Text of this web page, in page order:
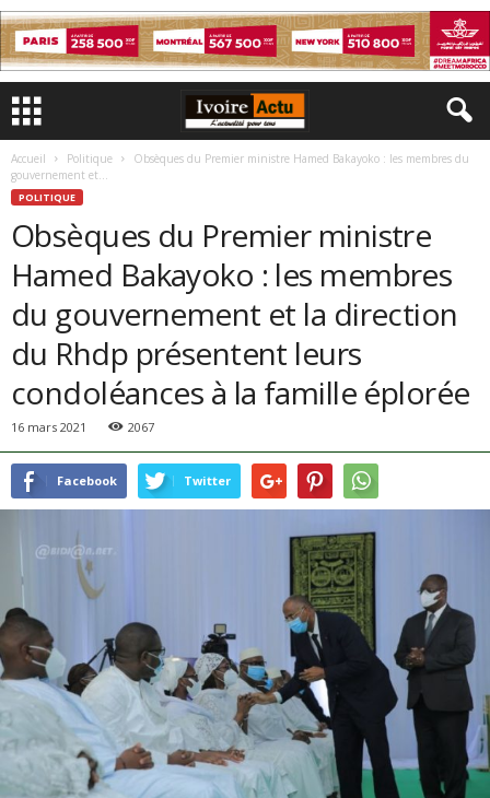
Accueil Politique
Obsèques du Premier ministre Hamed Bakayoko : les membres du
gouvernement et...
POLITIQUE
Obsèques du Premier ministre
Hamed Bakayoko : les membres
du gouvernement et la direction
du Rhdp présentent leurs
condoléances à la famille éplorée
16 mars 2021 2067
Facebook Twitter